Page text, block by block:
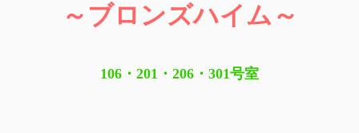
～ブロンズハイム～
106・201・206・301号室